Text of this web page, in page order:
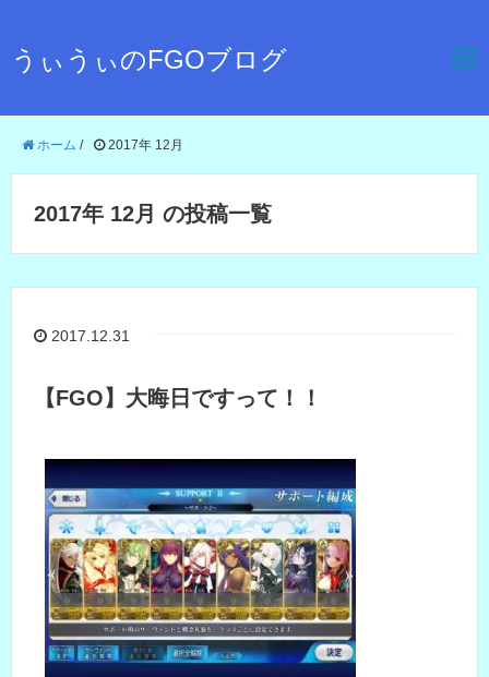
うぃうぃのFGOブログ
ホーム / 2017年 12月
2017年 12月 の投稿一覧
2017.12.31
【FGO】大晦日ですって！！